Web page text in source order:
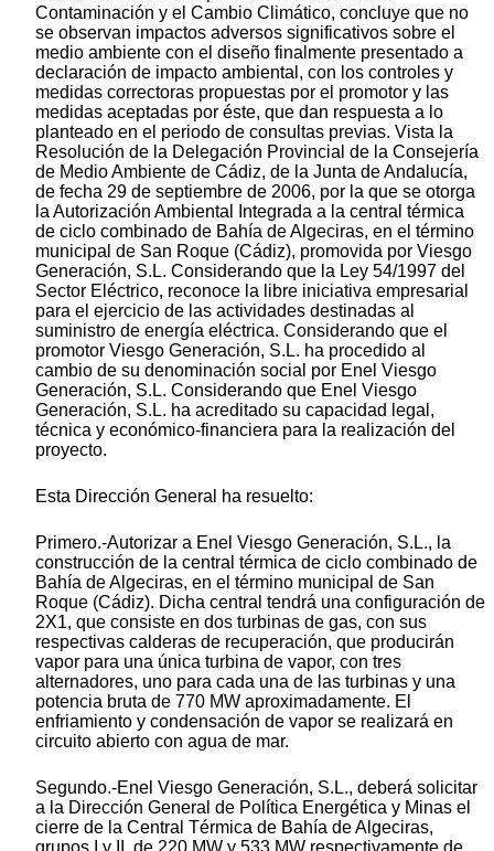
Contaminación y el Cambio Climático, concluye que no
se observan impactos adversos significativos sobre el
medio ambiente con el diseño finalmente presentado a
declaración de impacto ambiental, con los controles y
medidas correctoras propuestas por el promotor y las
medidas aceptadas por éste, que dan respuesta a lo
planteado en el periodo de consultas previas. Vista la
Resolución de la Delegación Provincial de la Consejería
de Medio Ambiente de Cádiz, de la Junta de Andalucía,
de fecha 29 de septiembre de 2006, por la que se otorga
la Autorización Ambiental Integrada a la central térmica
de ciclo combinado de Bahía de Algeciras, en el término
municipal de San Roque (Cádiz), promovida por Viesgo
Generación, S.L. Considerando que la Ley 54/1997 del
Sector Eléctrico, reconoce la libre iniciativa empresarial
para el ejercicio de las actividades destinadas al
suministro de energía eléctrica. Considerando que el
promotor Viesgo Generación, S.L. ha procedido al
cambio de su denominación social por Enel Viesgo
Generación, S.L. Considerando que Enel Viesgo
Generación, S.L. ha acreditado su capacidad legal,
técnica y económico-financiera para la realización del
proyecto.
Esta Dirección General ha resuelto:
Primero.-Autorizar a Enel Viesgo Generación, S.L., la
construcción de la central térmica de ciclo combinado de
Bahía de Algeciras, en el término municipal de San
Roque (Cádiz). Dicha central tendrá una configuración de
2X1, que consiste en dos turbinas de gas, con sus
respectivas calderas de recuperación, que producirán
vapor para una única turbina de vapor, con tres
alternadores, uno para cada una de las turbinas y una
potencia bruta de 770 MW aproximadamente. El
enfriamiento y condensación de vapor se realizará en
circuito abierto con agua de mar.
Segundo.-Enel Viesgo Generación, S.L., deberá solicitar
a la Dirección General de Política Energética y Minas el
cierre de la Central Térmica de Bahía de Algeciras,
grupos I y II, de 220 MW y 533 MW respectivamente de